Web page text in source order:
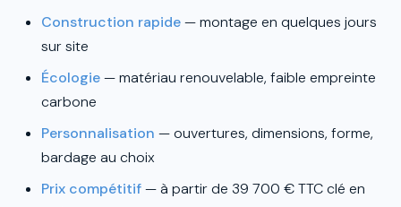
Construction rapide— montage en quelques jours
sur site
Écologie— matériau renouvelable, faible empreinte
carbone
Personnalisation — ouvertures, dimensions, forme,
bardage au choix
Prix compétitif— à partir de 39 700 € TTC clé en